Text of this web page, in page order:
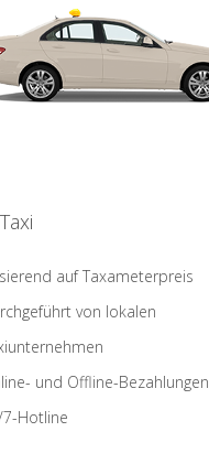
auf Taxameterpreis
von lokalen
und Offline-Bezahlungen
Hotline